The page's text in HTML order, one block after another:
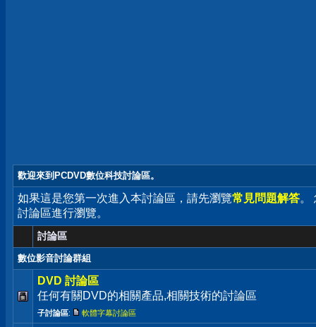
歡迎來到PCDVD數位科技討論區。
如果這是您第一次進入本討論區，請先瀏覽常見問題解答。
討論區進行瀏覽。
討論區
數位影音討論群組
DVD 討論區
任何有關DVD的相關產品,相關技術的討論區
子討論區: 軟體字幕討論區